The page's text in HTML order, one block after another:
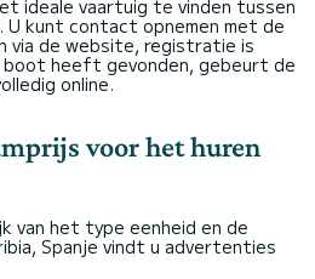
ideale vaartuig te vinden tussen
U kunt contact opnemen met de
via de website, registratie is
boot heeft gevonden, gebeurt de
online.
voor het huren
van het type eenheid en de
Spanje vindt u advertenties